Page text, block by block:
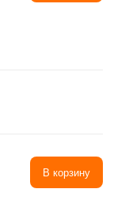
В корзину